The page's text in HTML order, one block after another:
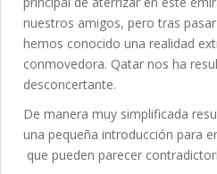
nuestros amigos, pero tras
hemos conocido una realidad
conmovedora. Qatar nos ha
desconcertante.
De manera muy simplificada
una pequeña introducción para
que pueden parecer